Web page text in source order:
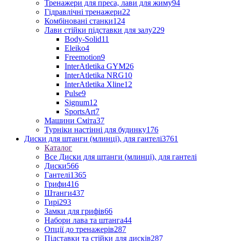
Тренажери для преса, лави для жиму94
Гідравлічні тренажери22
Комбіновані станки124
Лави стійки підставки для залу229
Body-Solid11
Eleiko4
Freemotion9
InterAtletika GYM26
InterAtletika NRG10
InterAtletika Xline12
Pulse9
Signum12
SportsArt7
Машини Сміта37
Турніки настінні для будинку176
Диски для штанги (млинці), для гантелі3761
Каталог
Все Диски для штанги (млинці), для гантелі
Диски566
Гантелі1365
Грифи416
Штанги437
Гирі293
Замки для грифів66
Набори лава та штанга44
Опції до тренажерів287
Підставки та стійки для дисків287